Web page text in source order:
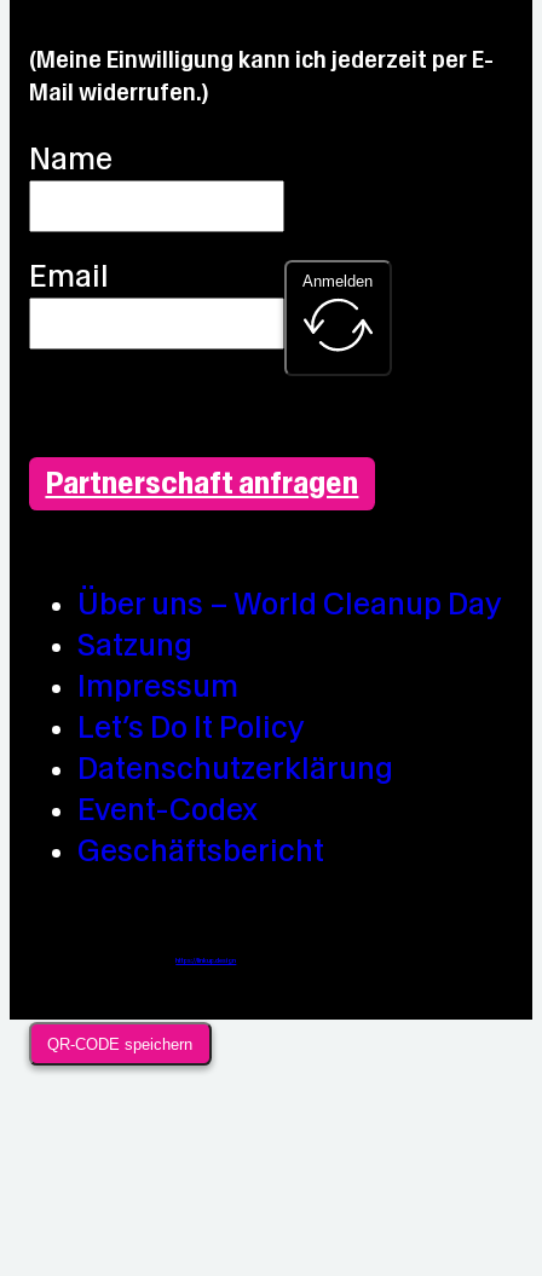
Partnerschaft anfragen
Über uns – World Cleanup Day
Satzung
Impressum
Let’s Do It Policy
Datenschutzerklärung
Event-Codex
Geschäftsbericht
(Meine Einwilligung kann ich jederzeit per E-
Mail widerrufen.)
Name
Email Anmelden
https://linkup.design
QR-CODE speichern